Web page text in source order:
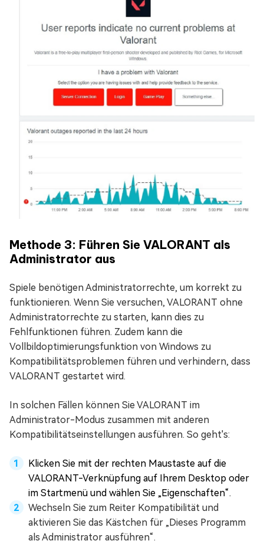
Methode 3: Führen Sie VALORANT als
Administrator aus
Spiele benötigen Administratorrechte, um korrekt zu
funktionieren. Wenn Sie versuchen, VALORANT ohne
Administratorrechte zu starten, kann dies zu
Fehlfunktionen führen. Zudem kann die
Vollbildoptimierungsfunktion von Windows zu
Kompatibilitätsproblemen führen und verhindern, dass
VALORANT gestartet wird.
In solchen Fällen können Sie VALORANT im
Administrator-Modus zusammen mit anderen
Kompatibilitätseinstellungen ausführen. So geht's:
Klicken Sie mit der rechten Maustaste auf die
VALORANT-Verknüpfung auf Ihrem Desktop oder
im Startmenü und wählen Sie „Eigenschaften“.
Wechseln Sie zum Reiter Kompatibilität und
aktivieren Sie das Kästchen für „Dieses Programm
als Administrator ausführen“.